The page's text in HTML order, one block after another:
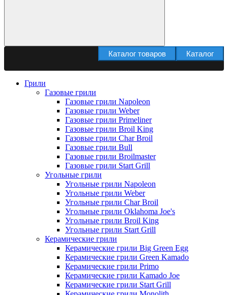
Каталог
Каталог товаров
Грили
Газовые грили
Газовые грили Napoleon
Газовые грили Weber
Газовые грили Primeliner
Газовые грили Broil King
Газовые грили Char Broil
Газовые грили Bull
Газовые грили Broilmaster
Газовые грили Start Grill
Угольные грили
Угольные грили Napoleon
Угольные грили Weber
Угольные грили Char Broil
Угольные грили Oklahoma Joe's
Угольные грили Broil King
Угольные грили Start Grill
Керамические грили
Керамические грили Big Green Egg
Керамические грили Green Kamado
Керамические грили Primo
Керамические грили Kamado Joe
Керамические грили Start Grill